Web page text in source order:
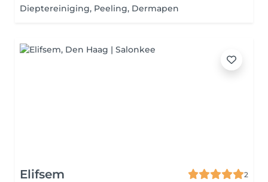
Dieptereiniging, Peeling, Dermapen
Elifsem
2